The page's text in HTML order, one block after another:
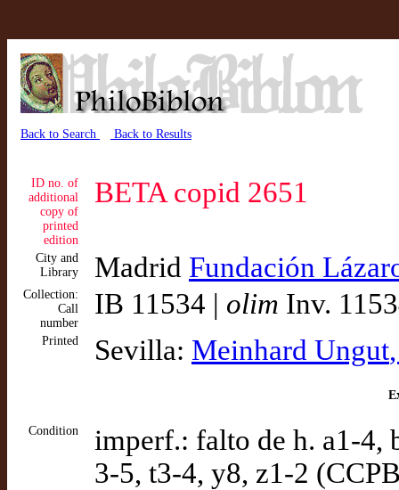
Back to Search Back to Results
ID no. of
additional
copy of
printed
edition
BETA copid 2651
City and
Library
Madrid Fundación
Collection:
Call
number
IB 11534 | olim Inv.
Printed Sevilla: Meinhard Ungut
Condition
imperf.: falto de h. a1-4,
3-5, t3-4, y8, z1-2